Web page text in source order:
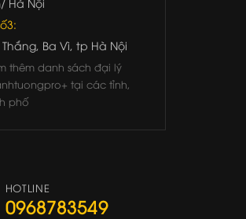
Ba Vì, tp Hà Nội
thêm danh sách đại lý
tại các tỉnh,
phố
HOTLINE
0968783549